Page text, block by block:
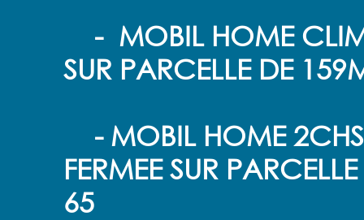
- MOBIL HOME
SUR PARCELLE DE
- MOBIL HOME 2CHS
FERMEE SUR
65